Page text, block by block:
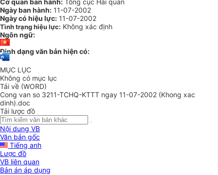
Cơ quan ban hành: Tổng cục Hải quan
Ngày ban hành: 11-07-2002
Ngày có hiệu lực: 11-07-2002
Tình trạng hiệu lực: Không xác định
Ngôn ngữ:
Định dạng văn bản hiện có:
MỤC LỤC
Không có mục lục
Tải về (WORD)
Cong van so 3211-TCHQ-KTTT ngay 11-07-2002 (Khong xac
dinh).doc
Tải lược đồ
Nội dung VB
Văn bản gốc
Tiếng anh
Lược đồ
VB liên quan
Bản án áp dụng